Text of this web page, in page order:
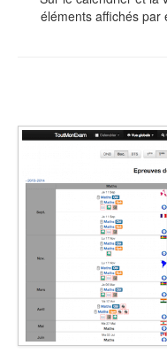
éléments affichés par